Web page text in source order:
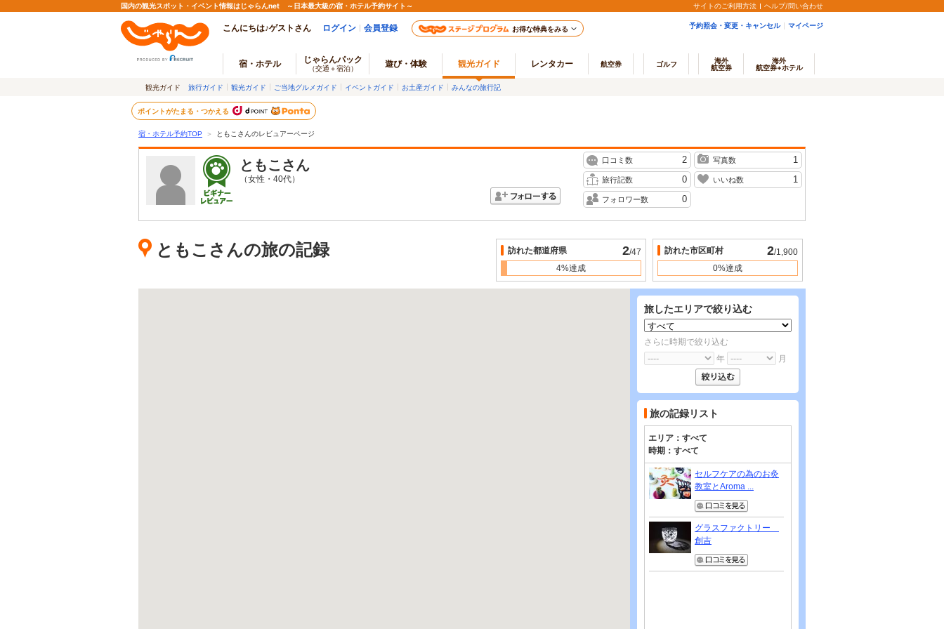
国内の観光スポット・イベント情報はじゃらんnet ～日本最大級の宿・ホテル予約サイト～ サイトのご利用方法 ヘルプ/問い合わせ
こんにちは♪ゲストさん ログイン 会員登録 お得な特典をみる 予約照会・変更・キャンセル マイページ
宿・ホテル じゃらんパック
（交通＋宿泊） 遊び・体験 観光ガイド レンタカー 航空券 ゴルフ
海外
航空券
海外
航空券+ホテル
観光ガイド 旅行ガイド 観光ガイド ご当地グルメガイド イベントガイド お土産ガイド みんなの旅行記
ポイントがたまる・つかえる
宿・ホテル予約TOP ＞ ともこさんのレビュアーページ
ともこ さん
（女性・40代）
口コミ数 2 写真数 1
旅行記数 0 いいね数 1
フォロワー数 0
ともこさんの旅の記録 訪れた都道府県 2/47
4%達成
訪れた市区町村 2/1,900
0%達成
旅したエリアで絞り込む
さらに時期で絞り込む
年
月
旅の記録リスト
エリア： すべて
時期： すべて
セルフケアの為のお灸
教室とAroma ...
グラスファクトリー
創吉